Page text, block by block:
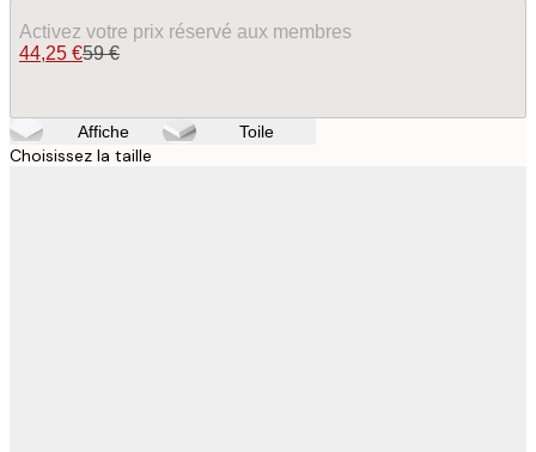
Activez votre prix réservé aux membres
44,25 €59 €
Affiche Toile
Choisissez la taille